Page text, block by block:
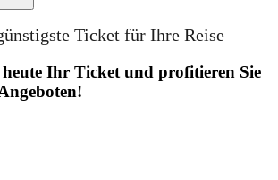
Ticket für Ihre Reise
heute Ihr Ticket und profitieren Sie